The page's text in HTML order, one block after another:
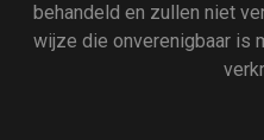
behandeld en zullen niet
wijze die onverenigbaar is